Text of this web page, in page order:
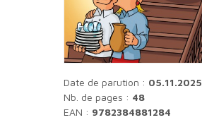
Date de parution : 05.11.2025
Nb. de pages : 48
EAN : 9782384881284